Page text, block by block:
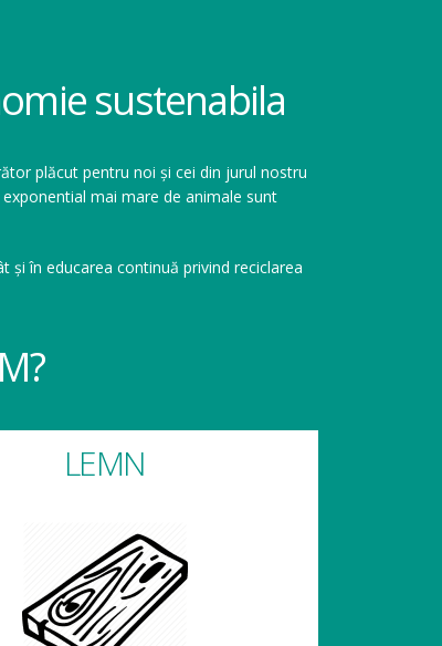
sustenabila
plăcut pentru noi și cei din jurul nostru
mai mare de animale sunt
în educarea continuă privind reciclarea
LEMN